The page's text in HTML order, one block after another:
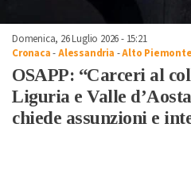
Domenica, 26 Luglio 2026 - 15:21
Cronaca-Alessandria -Alto Piemonte
OSAPP: “Carceri al
Liguria e Valle
chiede assunzioni e